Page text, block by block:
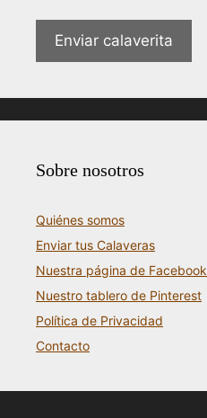
Enviar calaverita
Sobre nosotros
Quiénes somos
Enviar tus Calaveras
Nuestra página de Facebook
Nuestro tablero de Pinterest
Política de Privacidad
Contacto